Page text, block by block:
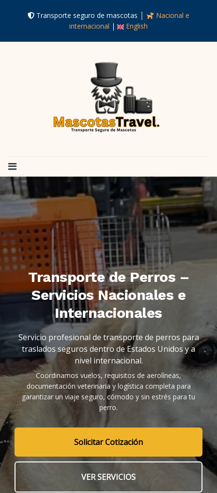
Transporte seguro de mascotas │
Nacional e
internacional | English
Transporte de Perros –
Servicios Nacionales e
Internacionales
Servicio profesional de transporte de perros para
traslados seguros dentro de Estados Unidos y a
nivel internacional.
Coordinamos vuelos, requisitos de aerolíneas,
documentación veterinaria y logística completa para
garantizar un viaje seguro, cómodo y sin estrés para tu
perro.
Solicitar Cotización
VER SERVICIOS